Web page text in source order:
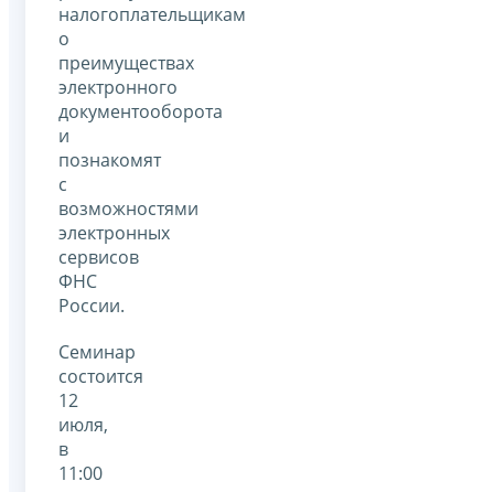
налогоплательщикам
о
преимуществах
электронного
документооборота
и
познакомят
с
возможностями
электронных
сервисов
ФНС
России.
Семинар
состоится
12
июля,
в
11:00